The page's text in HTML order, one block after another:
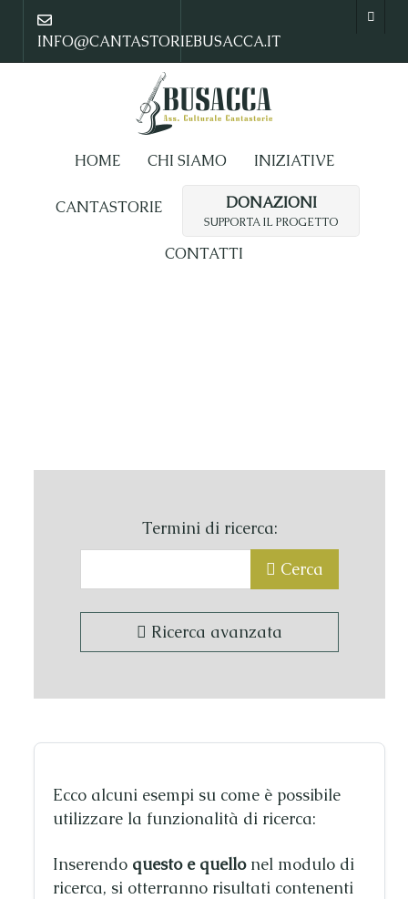
INFO@CANTASTORIEBUSACCA.IT
HOME CHI SIAMO INIZIATIVE
CANTASTORIE DONAZIONI
SUPPORTA IL PROGETTO
CONTATTI
Modulo di ricerca
Termini di ricerca:
Cerca
Ricerca avanzata
Ecco alcuni esempi su come è possibile
utilizzare la funzionalità di ricerca:
Inserendo questo e quellonel modulo di
ricerca, si otterranno risultati contenenti